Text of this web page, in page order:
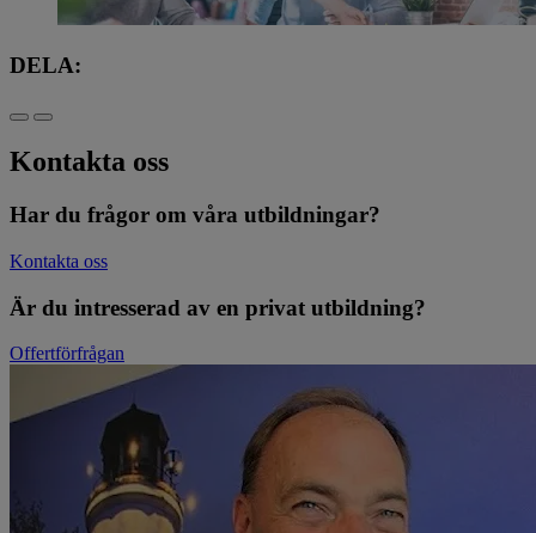
DELA:
Kontakta oss
Har du frågor om våra utbildningar?
Kontakta oss
Är du intresserad av en privat utbildning?
Offertförfrågan